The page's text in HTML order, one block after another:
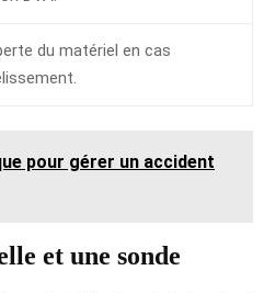
du matériel en cas
pour gérer un accident
et une sonde